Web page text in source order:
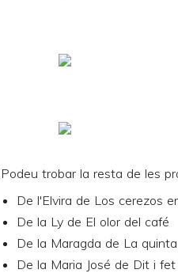
Podeu trobar la resta de les
De l'Elvira de Los cerezos
De la Ly de El olor del café
De la Maragda de La
De la Maria José de Dit i fet